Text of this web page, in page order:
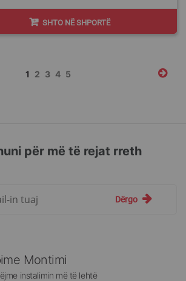
SHTO NË SHPORTË
Faqja
You're
1 Faqja
2 Faqja
3 Faqja
4 Faqja
5
për më të rejat rreth
Dërgo
Montimi
instalimin më të lehtë